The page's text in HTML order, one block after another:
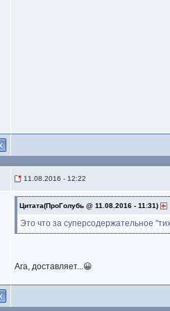
11.08.2016 - 12:22
Цитата(ПроГолубь @ 11.08.2016 - 11:31)
Это что за суперсодержательное
Ага, доставляет...😀